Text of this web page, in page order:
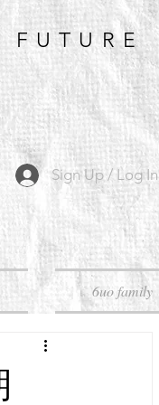
Sign Up / Log In
6uo family